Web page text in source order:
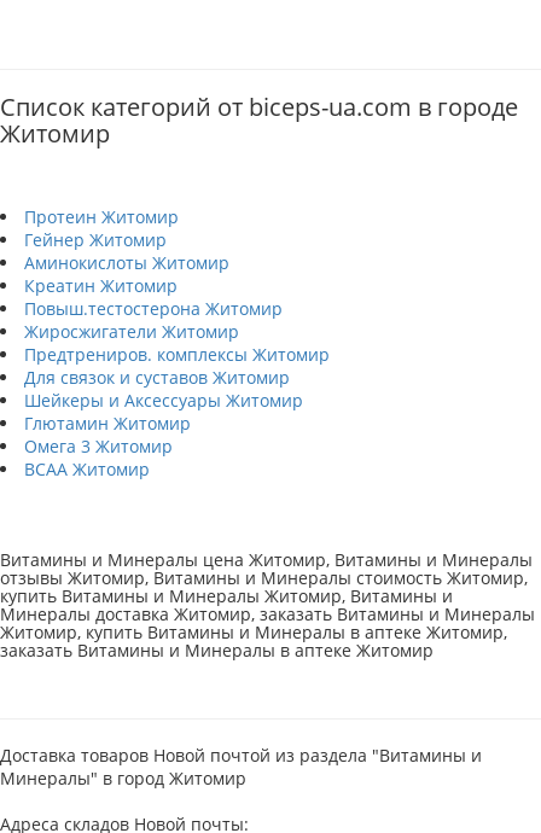
Список категорий от biceps-ua.com в городе
Житомир
Протеин Житомир
Гейнер Житомир
Аминокислоты Житомир
Креатин Житомир
Повыш.тестостерона Житомир
Жиросжигатели Житомир
Предтрениров. комплексы Житомир
Для связок и суставов Житомир
Шейкеры и Аксессуары Житомир
Глютамин Житомир
Омега 3 Житомир
BCAA Житомир
Витамины и Минералы цена Житомир, Витамины и Минералы
отзывы Житомир, Витамины и Минералы стоимость Житомир,
купить Витамины и Минералы Житомир, Витамины и
Минералы доставка Житомир, заказать Витамины и Минералы
Житомир, купить Витамины и Минералы в аптеке Житомир,
заказать Витамины и Минералы в аптеке Житомир
Доставка товаров Новой почтой из раздела "Витамины и
Минералы" в город Житомир
Адреса складов Новой почты: